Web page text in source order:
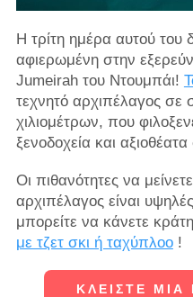
Η τρίτη ημέρα αυτού του
αφιερωμένη στην
Jumeirah του Ντουμπάι!
τεχνητό αρχιπέλαγος σε
χιλιομέτρων, που
ξενοδοχεία και
Οι πιθανότητες να
αρχιπέλαγος είναι
μπορείτε να κάνετε
με τζετ σκι ή ταχύπλοο!
ΚΛΕΊΣΤΕ ΜΙΑ